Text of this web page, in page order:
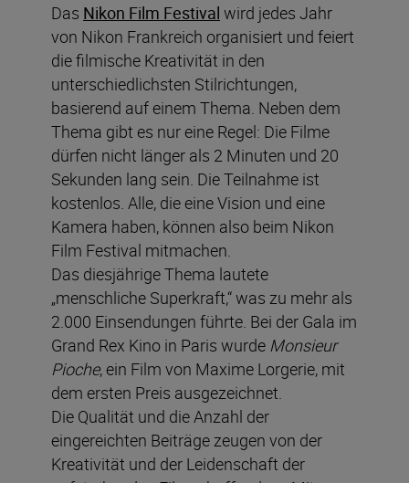
Das Nikon Film Festival wird jedes Jahr
von Nikon Frankreich organisiert und feiert
die filmische Kreativität in den
unterschiedlichsten Stilrichtungen,
basierend auf einem Thema. Neben dem
Thema gibt es nur eine Regel: Die Filme
dürfen nicht länger als 2 Minuten und 20
Sekunden lang sein. Die Teilnahme ist
kostenlos. Alle, die eine Vision und eine
Kamera haben, können also beim Nikon
Film Festival mitmachen.
Das diesjährige Thema lautete
„menschliche Superkraft,“ was zu mehr als
2.000 Einsendungen führte. Bei der Gala im
Grand Rex Kino in Paris wurde Monsieur
Pioche, ein Film von Maxime Lorgerie, mit
dem ersten Preis ausgezeichnet.
Die Qualität und die Anzahl der
eingereichten Beiträge zeugen von der
Kreativität und der Leidenschaft der